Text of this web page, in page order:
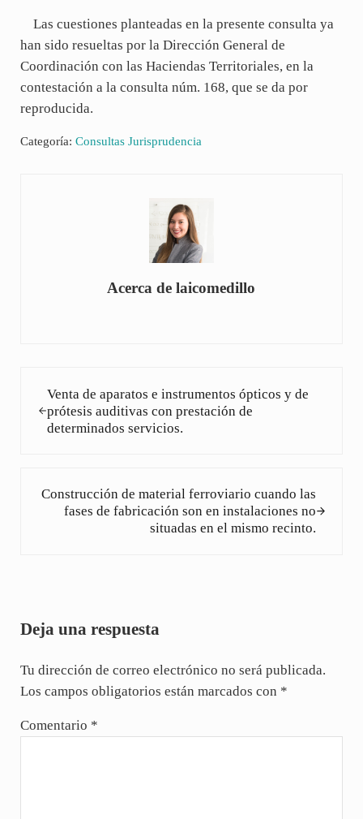
Las cuestiones planteadas en la presente consulta ya
han sido resueltas por la Dirección General de
Coordinación con las Haciendas Territoriales, en la
contestación a la consulta núm. 168, que se da por
reproducida.
Categoría: Consultas Jurisprudencia
Acerca delaicomedillo
Venta de aparatos e instrumentos ópticos y de
prótesis auditivas con prestación de
determinados servicios.
Construcción de material ferroviario cuando las
fases de fabricación son en instalaciones no
situadas en el mismo recinto.
Deja una respuesta
Tu dirección de correo electrónico no será publicada.
Los campos obligatorios están marcados con *
Comentario *